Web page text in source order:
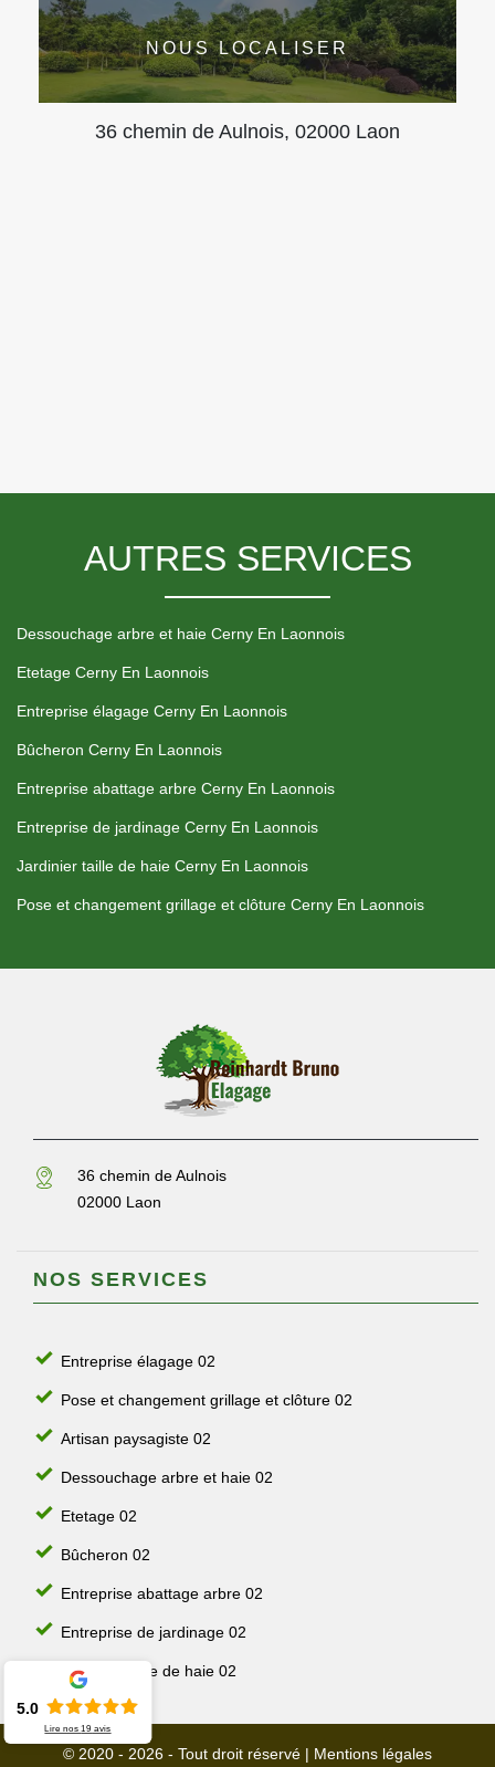
NOUS LOCALISER
36 chemin de Aulnois, 02000 Laon
AUTRES SERVICES
Dessouchage arbre et haie Cerny En Laonnois
Etetage Cerny En Laonnois
Entreprise élagage Cerny En Laonnois
Bûcheron Cerny En Laonnois
Entreprise abattage arbre Cerny En Laonnois
Entreprise de jardinage Cerny En Laonnois
Jardinier taille de haie Cerny En Laonnois
Pose et changement grillage et clôture Cerny En Laonnois
36 chemin de Aulnois
02000 Laon
NOS SERVICES
Entreprise élagage 02
Pose et changement grillage et clôture 02
Artisan paysagiste 02
Dessouchage arbre et haie 02
Etetage 02
Bûcheron 02
Entreprise abattage arbre 02
Entreprise de jardinage 02
Jardinier taille de haie 02
© 2020 - 2026 - Tout droit réservé | Mentions légales
5.0
Lire nos19 avis